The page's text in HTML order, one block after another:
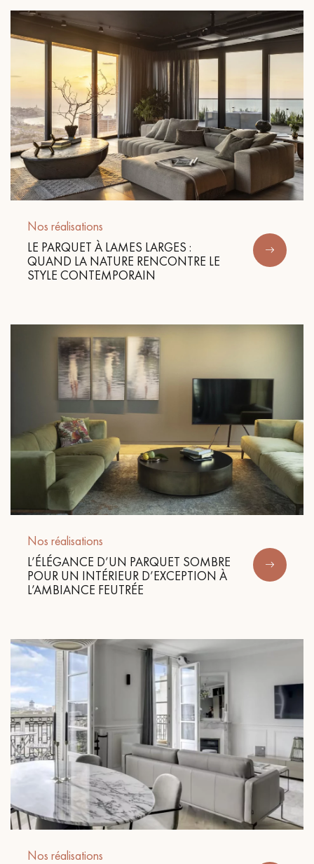
Un expert Décoplus Parquets vous appelle
Demandez un rendez-vous personnalisé
Obtenez un devis gratuit !
Nos réalisations
LE PARQUET À LAMES LARGES :
QUAND LA NATURE RENCONTRE LE
STYLE CONTEMPORAIN
Nos réalisations
L’ÉLÉGANCE D’UN PARQUET SOMBRE
POUR UN INTÉRIEUR D’EXCEPTION À
L’AMBIANCE FEUTRÉE
Nos réalisations